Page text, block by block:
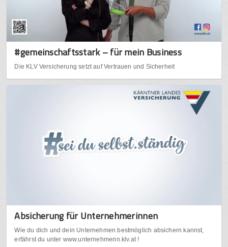
#gemeinschaftsstark – für mein Business
Die KLV Versicherung setzt auf Vertrauen und Sicherheit
Absicherung für Unternehmerinnen
Wie du dich und dein Unternehmen bestmöglich absichern kannst,
erfährst du unter www.unternehmerin.klv.at !